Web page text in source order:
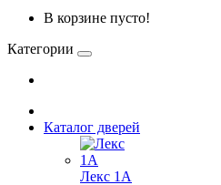
В корзине пусто!
Категории
Каталог дверей
Лекс 1А